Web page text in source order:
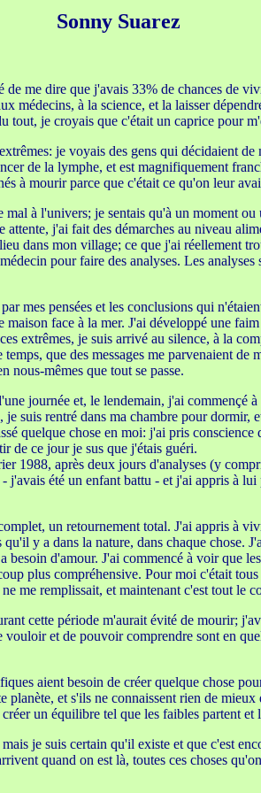
Sonny Suarez
me dire que j'avais 33% de chances de
à la science, et la laisser
tout, je croyais que c'était un caprice pour
je voyais des gens qui décidaient
de la lymphe, et est magnifiquement
à mourir parce que c'était ce qu'on leur
à l'univers; je sentais qu'à un moment
j'ai fait des démarches au niveau
dans mon village; ce que j'ai réellement
pour faire des analyses. Les
mes pensées et les conclusions qui
face à la mer. J'ai développé une
extrêmes, je suis arrivé au silence, à la
que des messages me parvenaient
nous-mêmes que tout se passe.
journée et, le lendemain, j'ai commençé
suis rentré dans ma chambre pour
quelque chose en moi: j'ai pris
de ce jour je sus que j'étais guéri.
après deux jours d'analyses (y
été un enfant battu - et j'ai appris à
un retournement total. J'ai appris à
y a dans la nature, dans chaque chose.
d'amour. J'ai commencé à voir que
plus compréhensive. Pour moi c'était
me remplissait, et maintenant c'est tout le
cette période m'aurait évité de mourir;
et de pouvoir comprendre sont en
aient besoin de créer quelque chose
et s'ils ne connaissent rien de
un équilibre tel que les faibles partent et
je suis certain qu'il existe et que c'est
quand on est là, toutes ces choses